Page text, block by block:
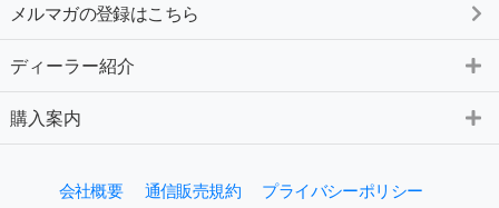
メルマガの登録はこちら
ディーラー紹介
購入案内
会社概要 通信販売規約 プライバシーポリシー